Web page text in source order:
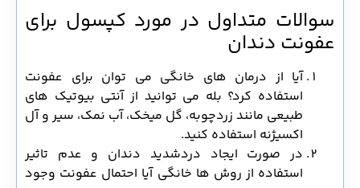
سوالات متداول در مورد کپسول برای
عفونت دندان
آیا از درمان های خانگی می توان برای عفونت
استفاده کرد؟ بله می توانید از آنتی بیوتیک های
طبیعی مانند زردچوبه، گل میخک، آب نمک، سیر و آل
اکسیژنه استفاده کنید.
در صورت ایجاد دردشدید دندان و عدم تاثیر
استفاده از روش ها خانگی آیا احتمال عفونت وجود